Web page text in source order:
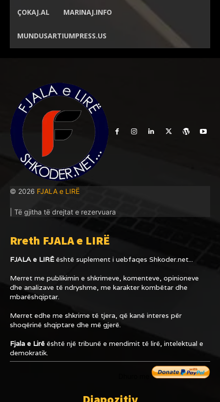
ÇOKAJ.AL MARINAJ.INFO
MUNDUSARTIUMPRESS.US
© 2026 FJALA e LIRË
| Të gjitha të drejtat e rezervuara
Rreth FJALA e LIRË
FJALA e LIRËështë suplement i uebfaqes Shkoder.net...
Merret me publikimin e shkrimeve, komenteve, opinioneve
dhe analizave të ndryshme, me karakter kombëtar dhe
mbarëshqiptar.
Merret edhe me shkrime të tjera, që kanë interes për
shoqërinë shqiptare dhe më gjerë.
Fjala e Lirë është një tribunë e mendimit të lirë, intelektual e
demokratik.